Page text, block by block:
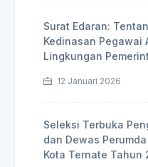
Surat Edaran:
Kedinasan Pegawai
Lingkungan
12 Januari 2026
Seleksi Terbuka
dan Dewas
Kota Ternate Tahun